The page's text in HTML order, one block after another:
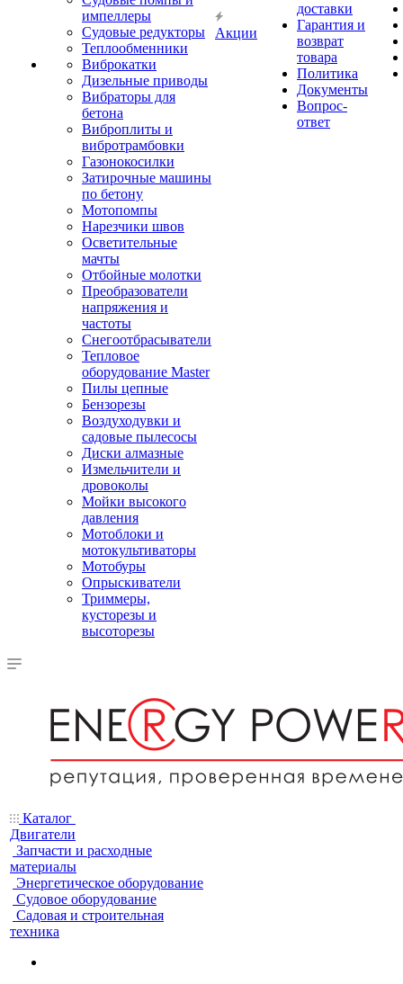
импеллеры
Судовые редукторы
Теплообменники
Виброкатки
Дизельные приводы
Вибраторы для
бетона
Виброплиты и
вибротрамбовки
Газонокосилки
Затирочные машины
по бетону
Мотопомпы
Нарезчики швов
Осветительные
мачты
Отбойные молотки
Преобразователи
напряжения и
частоты
Снегоотбрасыватели
Тепловое
оборудование Master
Пилы цепные
Бензорезы
Воздуходувки и
садовые пылесосы
Диски алмазные
Измельчители и
дровоколы
Мойки высокого
давления
Мотоблоки и
мотокультиваторы
Мотобуры
Опрыскиватели
Триммеры,
кусторезы и
высоторезы
Акции
доставки
Гарантия и
возврат
товара
Политика
Документы
Вопрос-
ответ
Каталог
Двигатели
Запчасти и расходные
материалы
Энергетическое оборудование
Судовое оборудование
Садовая и строительная
техника